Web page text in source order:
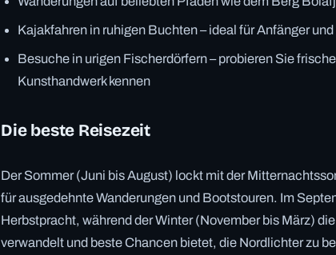
Kajakfahren in ruhigen Buchten – ideal für Anfänger
Besuche in urigen Fischerdörfern – probieren Sie
Kunsthandwerk kennen
Die beste Reisezeit
Der Sommer (Juni bis August) lockt mit der
für ausgedehnte Wanderungen und Bootstouren. Im
Herbstpracht, während der Winter (November bis März)
verwandelt und beste Chancen bietet, die Nordlichter zu